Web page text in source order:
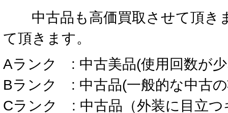
中古品も高価買取させて頂き
て頂きます。
Aランク : 中古美品(使用回数が
Bランク : 中古品(一般的な中古
Cランク : 中古品（外装に目立つ